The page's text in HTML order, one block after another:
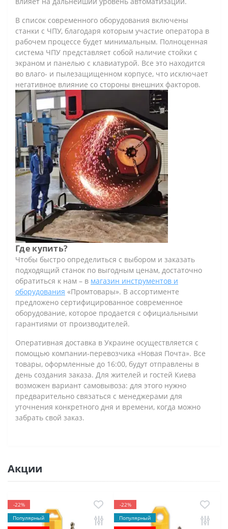
В список современного оборудования включены
станки с ЧПУ, благодаря которым участие оператора в
рабочем процессе будет минимальным. Полноценная
система ЧПУ представляет собой наличие стойки с
экраном и панелью с клавиатурой. Все это находится
во влаго- и пылезащищенном корпусе, что исключает
негативное влияние со стороны внешних факторов.
Где купить?
Чтобы быстро определиться с выбором и заказать
подходящий станок по выгодным ценам, достаточно
обратиться к нам – в магазин инструментов и
оборудования «Промтовары». В ассортименте
предложено сертифицированное современное
оборудование, которое продается с официальными
гарантиями от производителей.
Оперативная доставка в Украине осуществляется с
помощью компании-перевозчика «Новая Почта». Все
товары, оформленные до 16:00, будут отправлены в
день создания заказа. Для жителей и гостей Киева
возможен вариант самовывоза: для этого нужно
предварительно связаться с менеджерами для
уточнения конкретного дня и времени, когда можно
забрать свой заказ.
Акции
-22%
Популярный
-22%
Популярный